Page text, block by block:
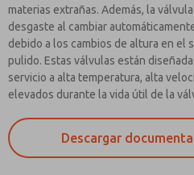
materias extrañas. Además, la
desgaste al cambiar
debido a los cambios de altura en el
pulido. Estas válvulas están
servicio a alta temperatura, alta
elevados durante la vida útil de la
Descargar